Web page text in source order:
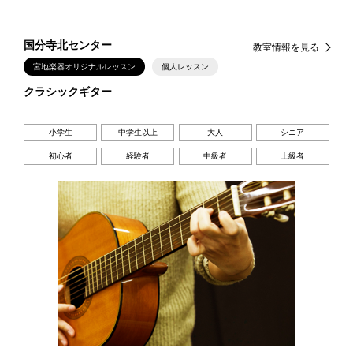
国分寺北センター 教室情報を見る
宮地楽器オリジナルレッスン 個人レッスン
クラシックギター
小学生 中学生以上 大人 シニア
初心者 経験者 中級者 上級者